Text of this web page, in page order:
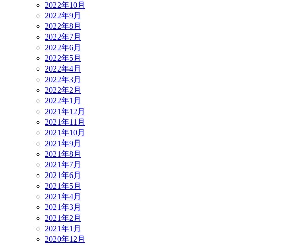
2022年10月
2022年9月
2022年8月
2022年7月
2022年6月
2022年5月
2022年4月
2022年3月
2022年2月
2022年1月
2021年12月
2021年11月
2021年10月
2021年9月
2021年8月
2021年7月
2021年6月
2021年5月
2021年4月
2021年3月
2021年2月
2021年1月
2020年12月